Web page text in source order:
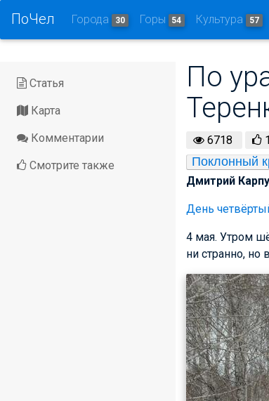
ПоЧел Города 30 Горы 54 Культура 57
Статья
Карта
Комментарии
Смотрите также
По
6718 1
Поклонный
Дмитрий
День
4 мая. Утром
ни странно, но